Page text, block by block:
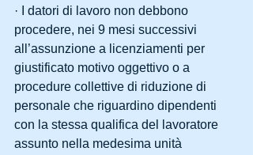
· I datori di lavoro non debbono
procedere, nei 9 mesi successivi
all’assunzione a licenziamenti per
giustificato motivo oggettivo o a
procedure collettive di riduzione di
personale che riguardino dipendenti
con la stessa qualifica del lavoratore
assunto nella medesima unità